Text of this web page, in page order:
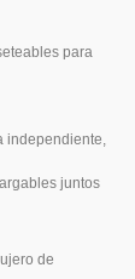
para
independiente,
juntos
de